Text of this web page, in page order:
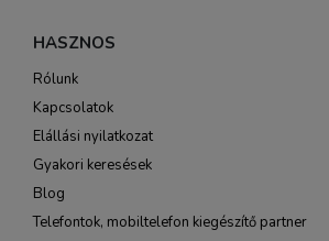
HASZNOS
Rólunk
Kapcsolatok
Elállási nyilatkozat
Gyakori keresések
Blog
Telefontok, mobiltelefon kiegészítő partner